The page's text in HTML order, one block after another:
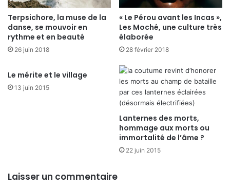
Terpsichore, la muse de la
danse, se mouvoir en
rythme et en beauté
26 juin 2018
« Le Pérou avant les Incas »,
Les Moché, une culture très
élaborée
28 février 2018
Le mérite et le village
13 juin 2015
Lanternes des morts,
hommage aux morts ou
immortalité de l’âme ?
22 juin 2015
Laisser un commentaire